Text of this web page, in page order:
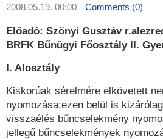
2008.05.19. 00:00 Comments (0)
Előadó: Szőnyi Gusztáv
BRFK Bűnügyi Főosztály II.
I. Alosztály
Kiskorúak sérelmére elkövetett
nyomozása;ezen belül is
visszaélés bűncselekmény
jellegű bűncselekmények